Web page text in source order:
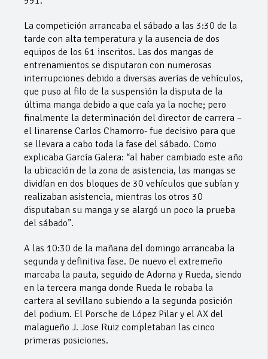
La competición arrancaba el sábado a las 3:30 de la
tarde con alta temperatura y la ausencia de dos
equipos de los 61 inscritos. Las dos mangas de
entrenamientos se disputaron con numerosas
interrupciones debido a diversas averías de vehículos,
que puso al filo de la suspensión la disputa de la
última manga debido a que caía ya la noche; pero
finalmente la determinación del director de carrera –
el linarense Carlos Chamorro- fue decisivo para que
se llevara a cabo toda la fase del sábado. Como
explicaba García Galera: “al haber cambiado este año
la ubicación de la zona de asistencia, las mangas se
dividían en dos bloques de 30 vehículos que subían y
realizaban asistencia, mientras los otros 30
disputaban su manga y se alargó un poco la prueba
del sábado”.
A las 10:30 de la mañana del domingo arrancaba la
segunda y definitiva fase. De nuevo el extremeño
marcaba la pauta, seguido de Adorna y Rueda, siendo
en la tercera manga donde Rueda le robaba la
cartera al sevillano subiendo a la segunda posición
del podium. El Porsche de López Pilar y el AX del
malagueño J. Jose Ruiz completaban las cinco
primeras posiciones.